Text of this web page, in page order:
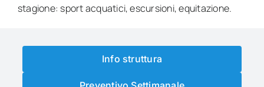
stagione: sport acquatici, escursioni, equitazione.
Info struttura